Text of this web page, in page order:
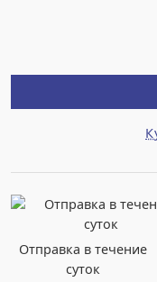
Отправка в течение
суток